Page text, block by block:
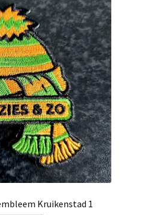
Kruikenstad 1